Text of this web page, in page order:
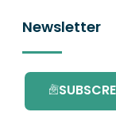
Newsletter